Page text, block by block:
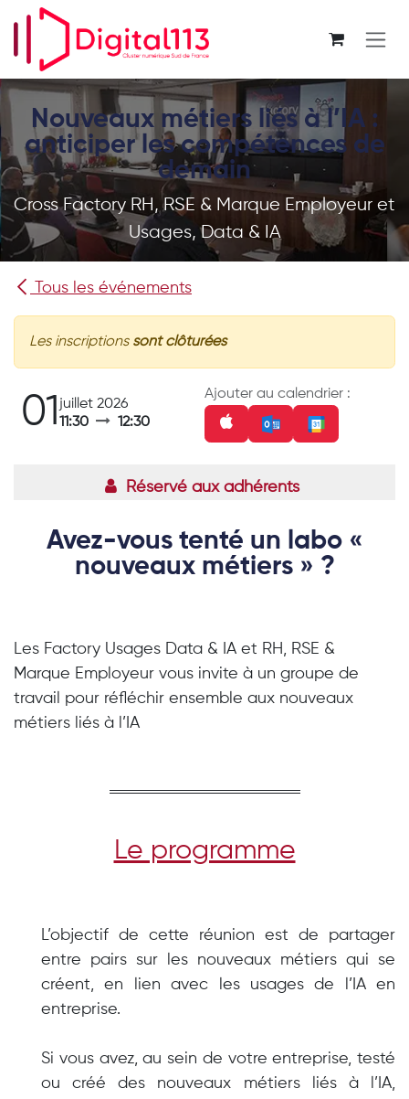
Se rendre au contenu
Nouveaux métiers liés à l’IA :
anticiper les compétences de
demain
Cross Factory RH, RSE & Marque Employeur et
Usages, Data & IA
Tous les événements
Les inscriptions sont clôturées
01juillet 2026
11:30
12:30
Ajouter au calendrier :
Réservé aux adhérents
Avez-vous tenté un labo «
nouveaux métiers » ?
Les Factory Usages Data & IA et RH, RSE &
Marque Employeur vous invite à un groupe de
travail pour réfléchir ensemble aux nouveaux
métiers liés à l’IA
Le programme
L’objectif de cette réunion est de partager
entre pairs sur les nouveaux métiers qui se
créent, en lien avec les usages de l’IA en
entreprise.
Si vous avez, au sein de votre entreprise, testé
ou créé des nouveaux métiers liés à l’IA,